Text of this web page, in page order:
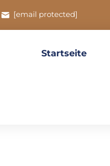
[email protected]
Startseite